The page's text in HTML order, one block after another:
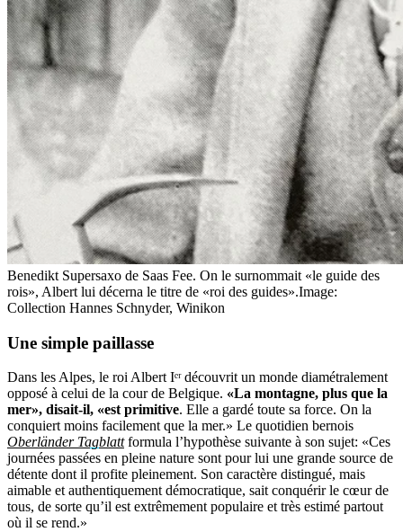
Benedikt Supersaxo de Saas Fee. On le surnommait «le guide des
rois», Albert lui décerna le titre de «roi des guides».Image:
Collection Hannes Schnyder, Winikon
Une simple paillasse
Dans les Alpes, le roi Albert Iᵉʳ découvrit un monde diamétralement
opposé à celui de la cour de Belgique. «La montagne, plus que la
mer», disait-il, «est primitive. Elle a gardé toute sa force. On la
conquiert moins facilement que la mer.» Le quotidien bernois
Oberländer Tagblattformula l’hypothèse suivante à son sujet: «Ces
journées passées en pleine nature sont pour lui une grande source de
détente dont il profite pleinement. Son caractère distingué, mais
aimable et authentiquement démocratique, sait conquérir le cœur de
tous, de sorte qu’il est extrêmement populaire et très estimé partout
où il se rend.»